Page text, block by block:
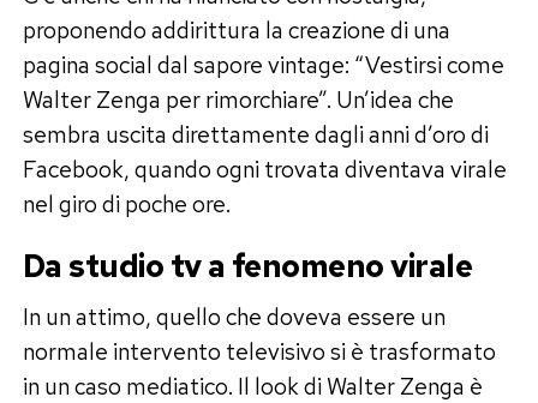
proponendo addirittura la creazione di una
pagina social dal sapore vintage: “Vestirsi come
Walter Zenga per rimorchiare”. Un’idea che
sembra uscita direttamente dagli anni d’oro di
Facebook, quando ogni trovata diventava virale
nel giro di poche ore.
Da studio tv a fenomeno virale
In un attimo, quello che doveva essere un
normale intervento televisivo si è trasformato
in un caso mediatico. Il look di Walter Zenga è